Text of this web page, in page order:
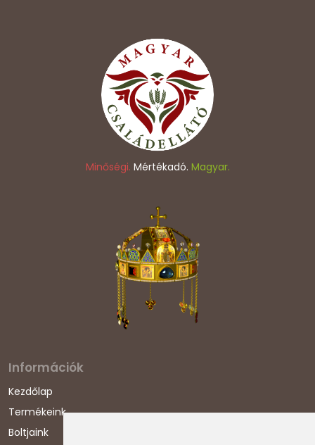
Minőségi. Mértékadó. Magyar.
Információk
Kezdőlap
Termékeink
Boltjaink